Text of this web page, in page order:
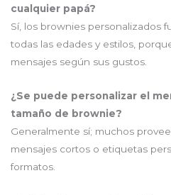
cualquier papá?
Sí, los brownies personalizados
todas las edades y estilos,
mensajes según sus gustos.
¿Se puede personalizar el
tamaño de brownie?
Generalmente sí; muchos
mensajes cortos o etiquetas
formatos.